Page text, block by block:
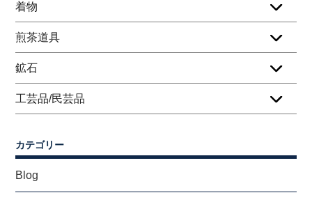
着物
煎茶道具
鉱石
工芸品/民芸品
カテゴリー
Blog